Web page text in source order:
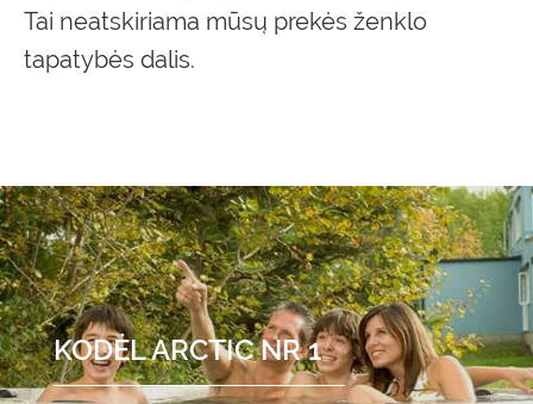
Tai neatskiriama mūsų prekės ženklo
tapatybės dalis.
KODĖL ARCTIC NR 1